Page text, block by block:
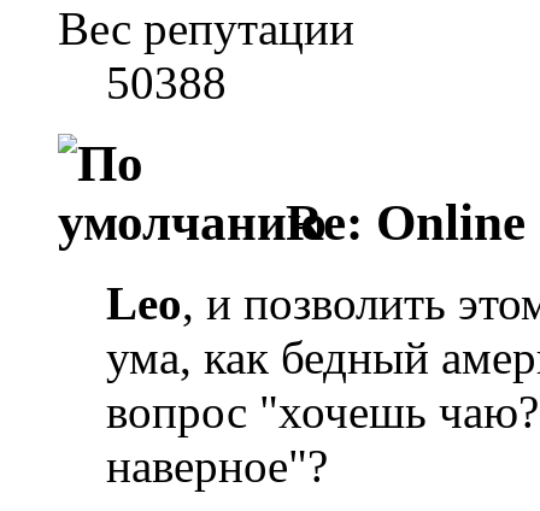
Вес репутации
50388
Re: Online
Leo, и позволить
ума, как бедный
вопрос "хочешь
наверное"?